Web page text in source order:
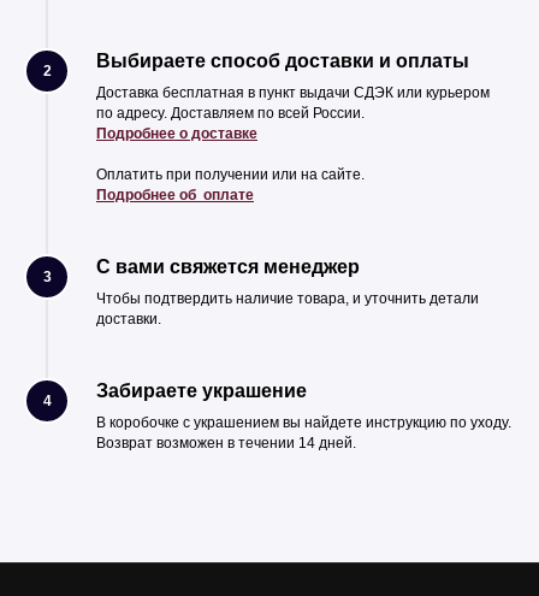
2 Выбираете способ доставки и оплаты
Доставка бесплатная в пункт выдачи СДЭК или курьером
по адресу. Доставляем по всей России.
Подробнее о доставке
Оплатить при получении или на сайте.
Подробнее об оплате
3 С вами свяжется менеджер
Чтобы подтвердить наличие товара, и уточнить детали
доставки.
4 Забираете украшение
В коробочке с украшением вы найдете инструкцию по уходу.
Возврат возможен в течении 14 дней.